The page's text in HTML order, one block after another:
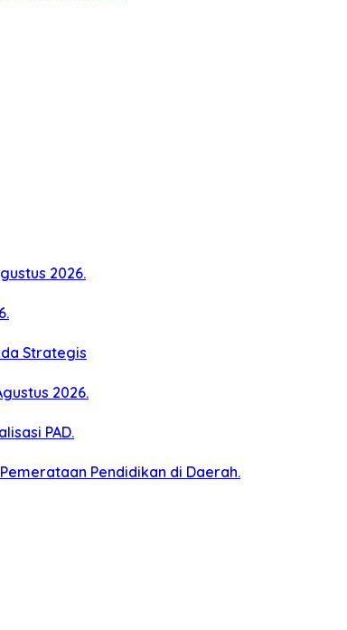
2026.
Strategis
2026.
PAD.
Pendidikan di Daerah.